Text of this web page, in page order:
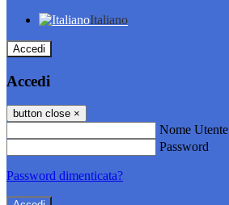
Italiano
Accedi
Accedi
button close ×
Nome Utente
Password
Password dimenticata?